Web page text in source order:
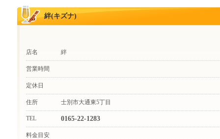
絆(キズナ)
店名 絆
営業時間
定休日
住所 士別市大通東5丁目
TEL 0165-22-1283
料金目安